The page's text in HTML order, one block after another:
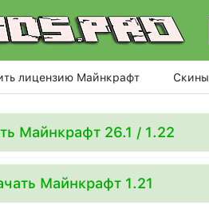
лицензию Майнкрафт Скины
Майнкрафт 26.1 / 1.22
Майнкрафт 1.21